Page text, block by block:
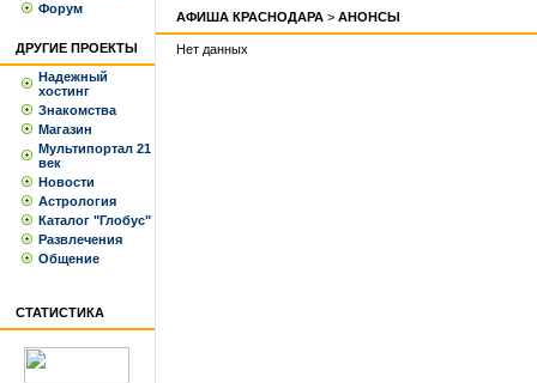
Форум
ДРУГИЕ ПРОЕКТЫ
Надежный
хостинг
Знакомства
Магазин
Мультипортал 21
век
Новости
Астрология
Каталог "Глобус"
Развлечения
Общение
СТАТИСТИКА
АФИША КРАСНОДАРА > АНОНСЫ
Нет данных